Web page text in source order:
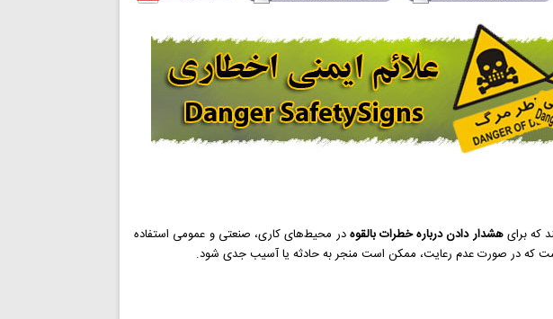
که برایهشدار دادن درباره خطرات بالقوهدر محیط‌های کاری، صنعتی و عمومی استفاده
که در صورت عدم رعایت، ممکن است منجر به حادثه یا آسیب جدی شود.